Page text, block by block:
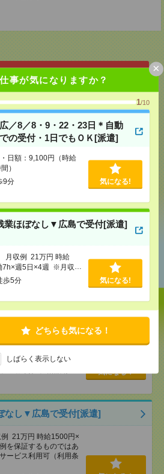
事が気になりますか？
1/10
／8／8・9・22・23日＊自動
の受付・1日でもＯＫ[派遣]
日額：9,100円（時給
）
9分 気になる!
業ほぼなし▼広島で受付[派遣]
月収例 21万円 時給
7h×週5日×4週 ※月収例
のではありません。※給
歩5分 気になる!
どちらも気になる！
しばらく表示しない
×
応募ページへ
電話応募
LINEで送る
ツイート ブックマーク
すめ
8・9・22・23日＊自動車ディー
もＯＫ[派遣]
：9,100円（時給1,300
気になる！
なし▼広島で受付[派遣]
21万円 時給1500円×
を保証するものではあ
ービス利用可（利用条